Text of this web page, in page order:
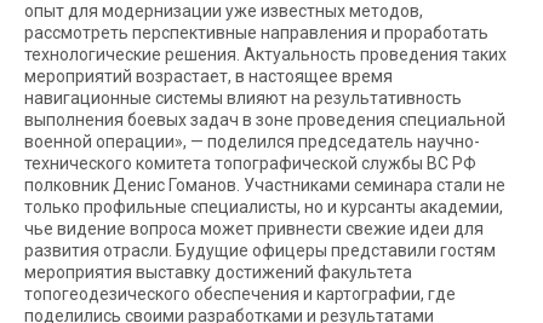
опыт для модернизации уже известных методов,
рассмотреть перспективные направления и проработать
технологические решения. Актуальность проведения таких
мероприятий возрастает, в настоящее время
навигационные системы влияют на результативность
выполнения боевых задач в зоне проведения специальной
военной операции», — поделился председатель научно-
технического комитета топографической службы ВС РФ
полковник Денис Гоманов. Участниками семинара стали не
только профильные специалисты, но и курсанты академии,
чье видение вопроса может привнести свежие идеи для
развития отрасли. Будущие офицеры представили гостям
мероприятия выставку достижений факультета
топогеодезического обеспечения и картографии, где
поделились своими разработками и результатами